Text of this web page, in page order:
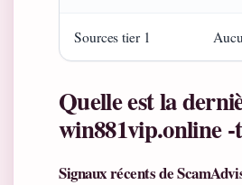
Sources tier 1
Quelle est la
win881vip.online -
Signaux récents de